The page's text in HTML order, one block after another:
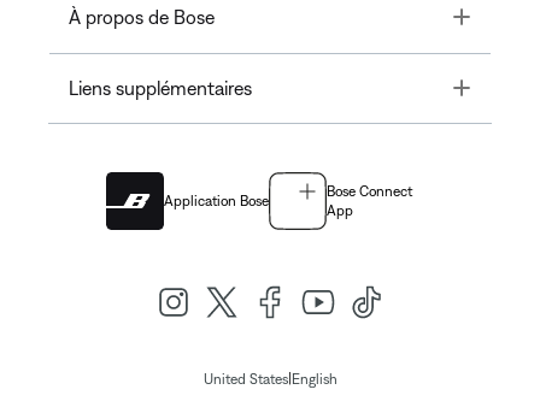
À propos de Bose Toggle
Liens supplémentaires Toggle
Application Bose
Bose Connect
App
United States| English